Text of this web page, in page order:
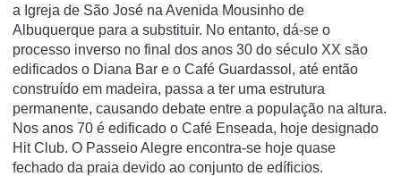
a Igreja de São José na Avenida Mousinho de
Albuquerque para a substituir. No entanto, dá-se o
processo inverso no final dos anos 30 do século XX são
edificados o Diana Bar e o Café Guardassol, até então
construí­do em madeira, passa a ter uma estrutura
permanente, causando debate entre a população na altura.
Nos anos 70 é edificado o Café Enseada, hoje designado
Hit Club. O Passeio Alegre encontra-se hoje quase
fechado da praia devido ao conjunto de edí­ficios.